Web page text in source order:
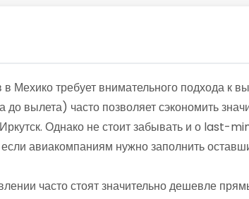
Мехико требует внимательного подхода к
вылета) часто позволяет сэкономить
Однако не стоит забывать и о last-
авиакомпаниям нужно заполнить
часто стоят значительно дешевле